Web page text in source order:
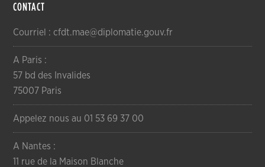
CONTACT
Courriel : cfdt.mae@diplomatie.gouv.fr
A Paris :
57 bd des Invalides
75007 Paris
Appelez nous au 01 53 69 37 00
A Nantes :
11 rue de la Maison Blanche